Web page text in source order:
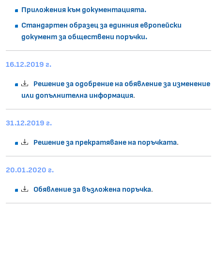
Приложения към документацията.
Стандартен образец за единния европейски
документ за обществени поръчки.
16.12.2019 г.
Решение за одобрение на обявление за изменение
или допълнителна информация.
31.12.2019 г.
Решение за прекратяване на поръчката.
20.01.2020 г.
Обявление за възложена поръчка.